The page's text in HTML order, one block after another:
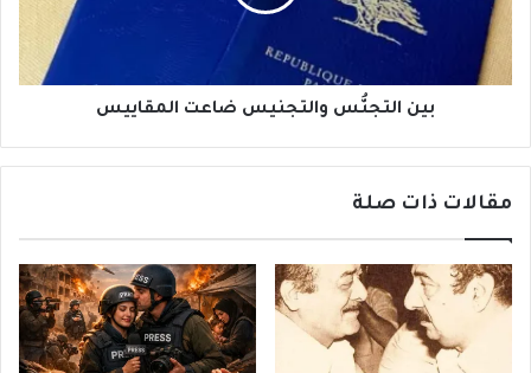
بين التجنُّس والتجنيس ضاعت المقاييس
مقالات ذات صلة